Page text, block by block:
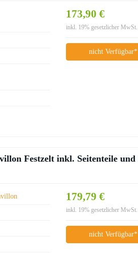
173,90 €
inkl. 19% gesetzlicher MwSt.
nicht Verfügbar*
Festzelt inkl. Seitenteile und
179,79 €
inkl. 19% gesetzlicher MwSt.
nicht Verfügbar*